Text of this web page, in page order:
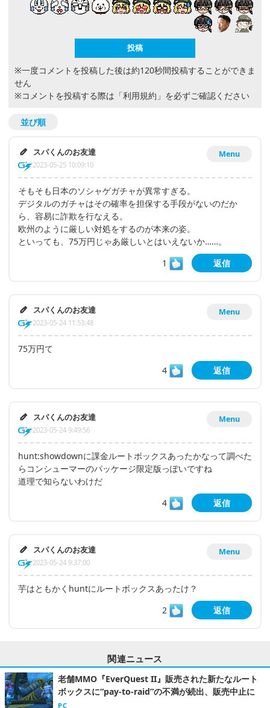
※一度コメントを投稿した後は約120秒間投稿することができま
せん
※コメントを投稿する際は 「利用規約」 を必ずご確認ください
並び順
Menu
スパくんのお友達
2023-05-25 10:09:10
そもそも日本のソシャゲガチャが異常すぎる。
デジタルのガチャはその確率を担保する手段がないのだか
ら、容易に詐欺を行なえる。
欧州のように厳しい対処をするのが本来の姿。
といっても、75万円じゃあ厳しいとはいえないか……。
1
返信
Menu
スパくんのお友達
2023-05-24 11:53:48
75万円て
4
返信
Menu
スパくんのお友達
2023-05-24 9:49:56
hunt:showdownに課金ルートボックスあったかなって調べた
らコンシューマーのパッケージ限定版っぽいですね
道理で知らないわけだ
4
返信
Menu
スパくんのお友達
2023-05-24 9:37:00
芋はともかくhuntにルートボックスあったけ？
2
返信
関連ニュース
老舗MMO『EverQuest II』販売された新たなルート
ボックスに“pay-to-raid”の不満が続出、販売中止に
PC